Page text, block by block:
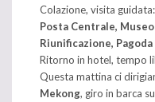
Colazione, visita guidata:
Posta Centrale,
Riunificazione,
Ritorno in hotel, tempo
Questa mattina ci
Mekong, giro in barca